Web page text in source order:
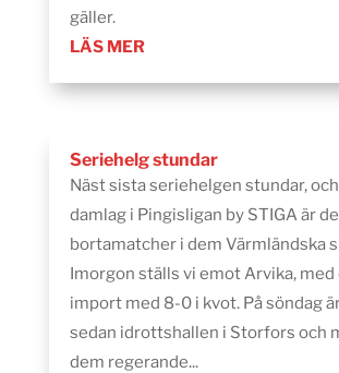
gäller.
LÄS MER
Seriehelg stundar
Näst sista seriehelgen stundar,
damlag i Pingisligan by STIGA är
bortamatcher i dem Värmländska
Imorgon ställs vi emot Arvika, med
import med 8-0 i kvot. På söndag
sedan idrottshallen i Storfors och
dem regerande...